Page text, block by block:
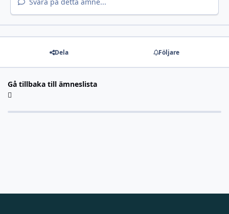
Dela Följare
Gå tillbaka till ämneslista